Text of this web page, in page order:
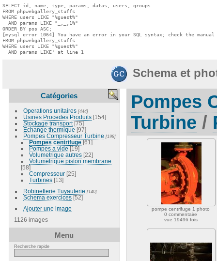
SELECT id, name, type, params, datas, users, groups
FROM phpwebgallery_stuffs
WHERE users LIKE "%guest%"
  AND params LIKE "_,_,1%"
ORDER BY pos ASC;
[mysql error 1064] You have an error in your SQL syntax; check the
FROM phpwebgallery_stuffs
WHERE users LIKE "%guest%"
  AND params LIKE' at line 1
Schema et
Catégories
Operations unitaires [444]
Usines Procedes Produits [154]
Stockage transport [75]
Echange thermique [97]
Pompes Compresseur Turbine [198]
Pompes centrifuge [61]
Pompes a vide [19]
Volumetrique autres [22]
Volumetrique piston membrane
[58]
Compresseur [25]
Turbines [13]
Robinetterie Tuyauterie [140]
Schema exercices [52]
Ajouter une image
1126 images
Menu
Recherche rapide
Pompes
Turbine /
pompe centrifuge 1 photo
0 commentaire
vue 19496 fois